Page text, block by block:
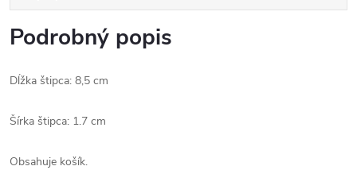
Podrobný popis
Dĺžka štipca: 8,5 cm
Šírka štipca: 1.7 cm
Obsahuje košík.